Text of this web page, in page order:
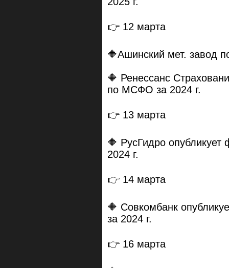
👉 12 марта
🔶Ашинский мет. завод
🔶 Ренессанс
по МСФО за 2024 г.
👉 13 марта
🔶 РусГидро
2024 г.
👉 14 марта
🔶 Совкомбанк
за 2024 г.
👉 16 марта